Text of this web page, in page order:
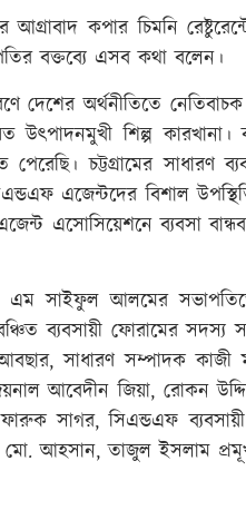
কপার চিমনি
বক্তব্যে এসব কথা বলেন।
দেশের অর্থনীতিতে
উৎপাদনমুখী শিল্প
চট্টগ্রামের সাধারণ
এজেন্টদের বিশাল উপস্থিতি
এজেন্ট এসোসিয়েশনে ব্যবসা
এম সাইফুল আলমের
ব্যবসায়ী ফোরামের
সাধারণ সম্পাদক কাজী
আবেদীন জিয়া, রোকন
ফারুক সাগর, সিএন্ডএফ
আহসান, তাজুল ইসলাম